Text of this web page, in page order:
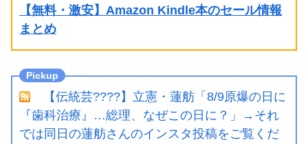
【無料・激安】Amazon Kindle本のセール情報
まとめ
【伝統芸????】立憲・蓮舫「8/9原爆の日に
『歯科治療』…総理、なぜこの日に？」→それ
では同日の蓮舫さんのインスタ投稿をご覧くだ